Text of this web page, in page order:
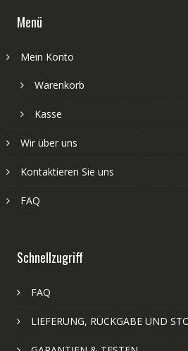
Menü
Mein Konto
Warenkorb
Kasse
Wir über uns
Kontaktieren Sie uns
FAQ
Schnellzugriff
FAQ
LIEFERUNG, RÜCKGABE UND